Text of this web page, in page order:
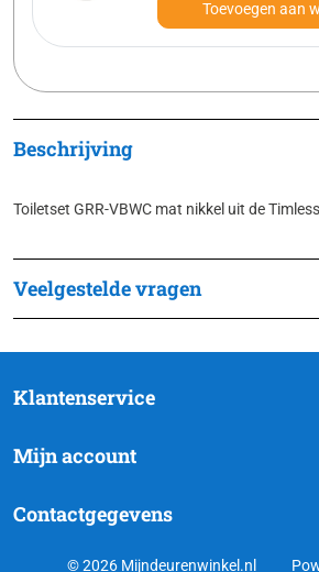
Toevoegen aan
Beschrijving
Toiletset GRR-VBWC mat nikkel uit de
Veelgestelde vragen
Klantenservice
Mijn account
Contactgegevens
© 2026 Mijndeurenwinkel.nl